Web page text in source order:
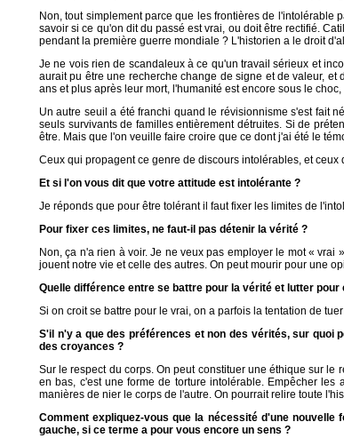
Non, tout simplement parce que les frontières de
savoir si ce qu'on dit du passé est vrai, ou doit être rectifié.
pendant la première guerre mondiale ? L'historien a le droit
Je ne vois rien de scandaleux à ce qu'un travail sérieux et
aurait pu être une recherche change de signe et de valeur,
ans et plus après leur mort, l'humanité est encore sous le
Un autre seuil a été franchi quand le révisionnisme s'est fait
seuls survivants de familles entièrement détruites. Si de
être. Mais que l'on veuille faire croire que ce dont j'ai été le
Ceux qui propagent ce genre de discours intolérables, et
Et si l'on vous dit que votre attitude est intolérante ?
Je réponds que pour être tolérant il faut fixer les limites de
Pour fixer ces limites, ne faut-il pas détenir la vérité ?
Non, ça n'a rien à voir. Je ne veux pas employer le mot «
jouent notre vie et celle des autres. On peut mourir pour une
Quelle différence entre se battre pour la vérité et lutter
Si on croit se battre pour le vrai, on a parfois la tentation de
S'il n'y a que des préférences et non des vérités, sur quoi
des croyances ?
Sur le respect du corps. On peut constituer une éthique sur le
en bas, c'est une forme de torture intolérable. Empêcher
manières de nier le corps de l'autre. On pourrait relire toute
Comment expliquez-vous que la nécessité d'une
gauche, si ce terme a pour vous encore un sens ?